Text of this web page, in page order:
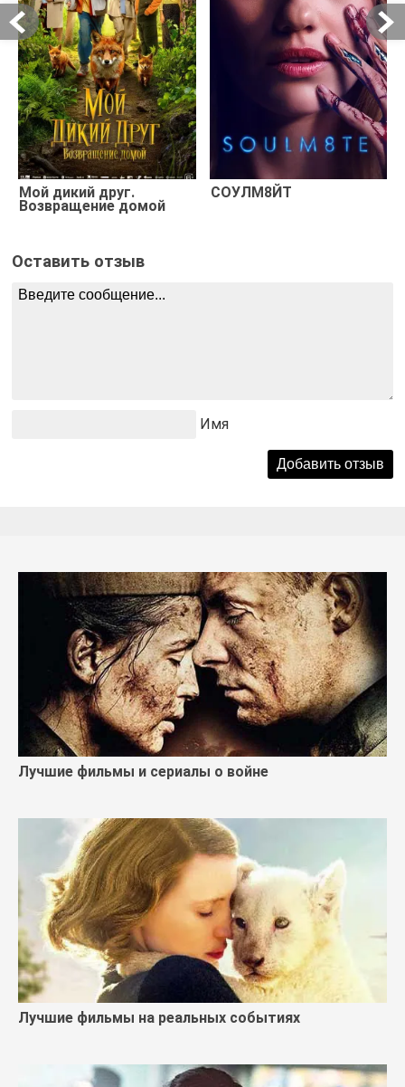
Мой дикий друг.
Возвращение домой
СОУЛМ8ЙТ
Оставить отзыв
Имя
Лучшие фильмы и сериалы о войне
Лучшие фильмы на реальных событиях